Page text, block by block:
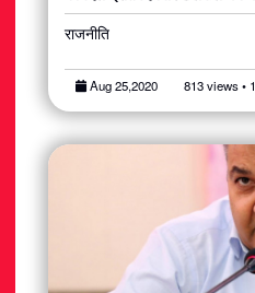
राजनीति
Aug 25,2020 813 views •